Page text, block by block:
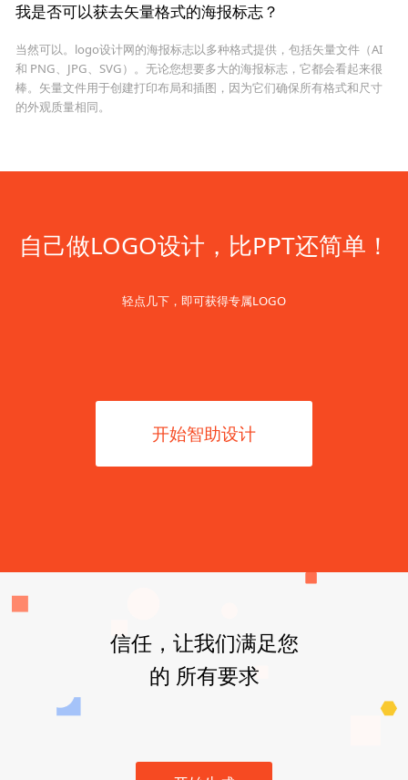
我是否可以获去矢量格式的海报标志？
当然可以。logo设计网的海报标志以多种格式提供，包括矢量文件（AI
和 PNG、JPG、SVG）。无论您想要多大的海报标志，它都会看起来很
棒。矢量文件用于创建打印布局和插图，因为它们确保所有格式和尺寸
的外观质量相同。
自己做LOGO设计，比PPT还简单！
轻点几下，即可获得专属LOGO
开始智助设计
信任，让我们满足您
的 所有要求